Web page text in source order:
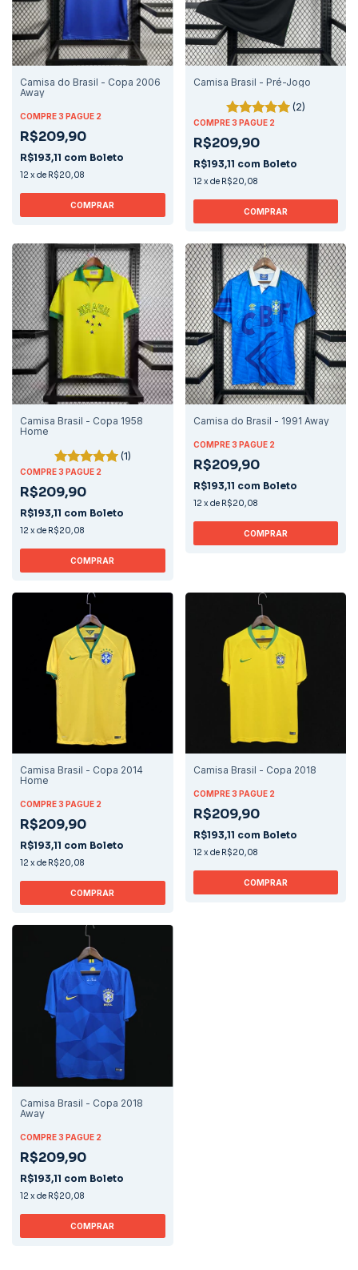
Camisa do Brasil - Copa 2006
Away
COMPRE 3 PAGUE 2
R$209,90
R$193,11 com Boleto
12 x de R$20,08
COMPRAR
Camisa Brasil - Pré-Jogo
(2)
COMPRE 3 PAGUE 2
R$209,90
R$193,11 com Boleto
12 x de R$20,08
COMPRAR
Camisa Brasil - Copa 1958
Home
(1)
COMPRE 3 PAGUE 2
R$209,90
R$193,11 com Boleto
12 xde R$20,08
COMPRAR
Camisa do Brasil - 1991 Away
COMPRE 3 PAGUE 2
R$209,90
R$193,11 com Boleto
12 xde R$20,08
COMPRAR
Camisa Brasil - Copa 2014
Home
COMPRE 3 PAGUE 2
R$209,90
R$193,11 com Boleto
12 xde R$20,08
COMPRAR
Camisa Brasil - Copa 2018
COMPRE 3 PAGUE 2
R$209,90
R$193,11 com Boleto
12 xde R$20,08
COMPRAR
Camisa Brasil - Copa 2018
Away
COMPRE 3 PAGUE 2
R$209,90
R$193,11 com Boleto
12 xde R$20,08
COMPRAR